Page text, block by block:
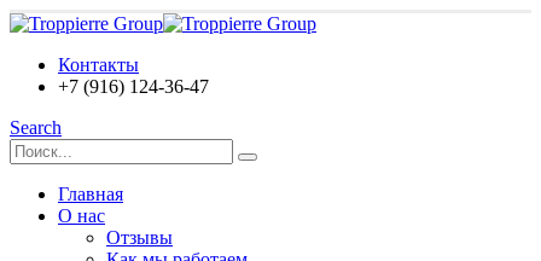
Контакты
+7 (916) 124-36-47
Search
Главная
О нас
Отзывы